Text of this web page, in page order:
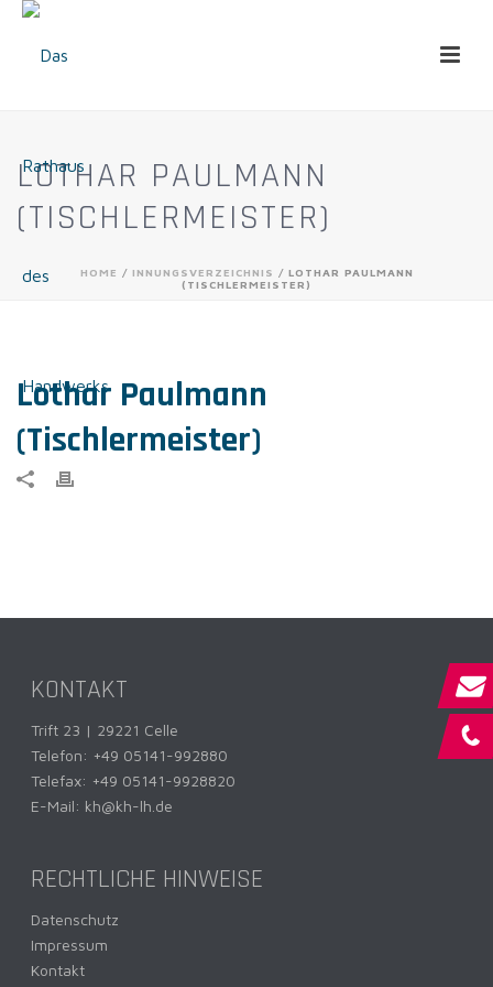
LOTHAR PAULMANN
(TISCHLERMEISTER)
HOME / INNUNGSVERZEICHNIS / LOTHAR PAULMANN
(TISCHLERMEISTER)
Lothar Paulmann
(Tischlermeister)
KONTAKT
Trift 23 | 29221 Celle
Telefon: +49 05141-992880
Telefax: +49 05141-9928820
E-Mail: kh@kh-lh.de
RECHTLICHE HINWEISE
Datenschutz
Impressum
Kontakt